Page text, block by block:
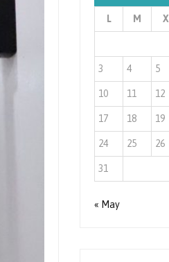
L M X
3 4 5
10 11 12
17 18 19
24 25 26
31
« May